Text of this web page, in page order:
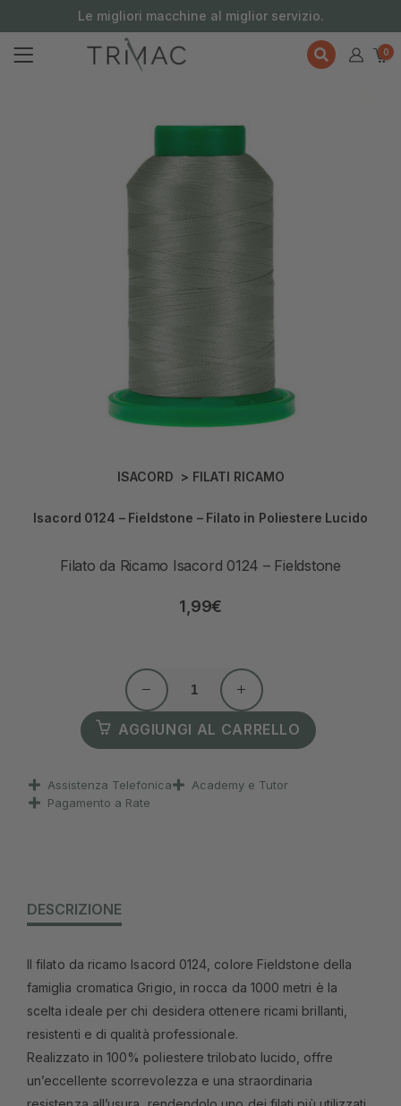
Le migliori macchine al miglior servizio.
0
ISACORD > FILATI RICAMO
Isacord 0124 – Fieldstone – Filato in Poliestere Lucido
Filato da Ricamo Isacord 0124 – Fieldstone
1,99€
AGGIUNGI AL CARRELLO
Assistenza Telefonica
Academy e Tutor
Pagamento a Rate
DESCRIZIONE
Il filato da ricamo Isacord 0124, colore Fieldstone della
famiglia cromatica Grigio, in rocca da 1000 metri è la
scelta ideale per chi desidera ottenere ricami brillanti,
resistenti e di qualità professionale.
Realizzato in 100% poliestere trilobato lucido, offre
un’eccellente scorrevolezza e una straordinaria